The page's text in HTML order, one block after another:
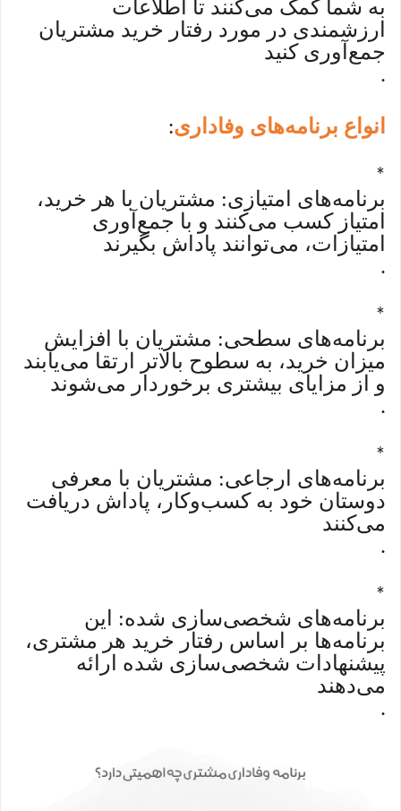
به شما کمک می‌کنند تا اطلاعات
ارزشمندی در مورد رفتار خرید مشتریان
جمع‌آوری کنید
.
انواع برنامه‌های وفاداری:
*
برنامه‌های امتیازی: مشتریان با هر خرید،
امتیاز کسب می‌کنند و با جمع‌آوری
امتیازات، می‌توانند پاداش بگیرند
.
*
برنامه‌های سطحی: مشتریان با افزایش
میزان خرید، به سطوح بالاتر ارتقا می‌یابند
و از مزایای بیشتری برخوردار می‌شوند
.
*
برنامه‌های ارجاعی: مشتریان با معرفی
دوستان خود به کسب‌وکار، پاداش دریافت
می‌کنند
.
*
برنامه‌های شخصی‌سازی شده: این
برنامه‌ها بر اساس رفتار خرید هر مشتری،
پیشنهادات شخصی‌سازی شده ارائه
می‌دهند
.